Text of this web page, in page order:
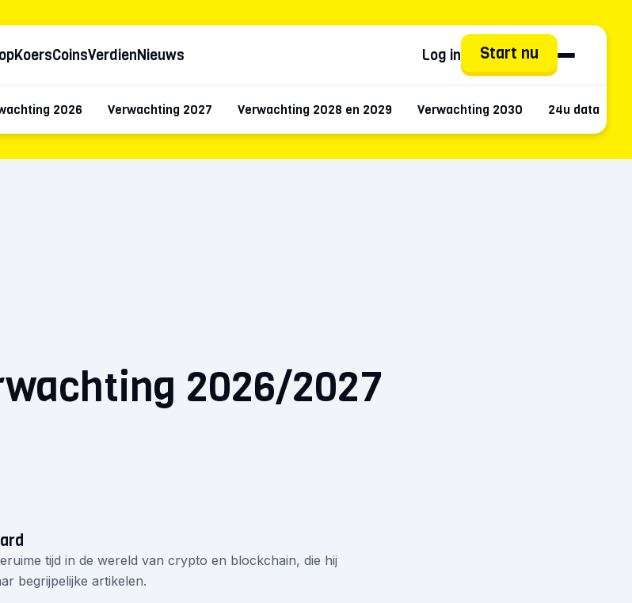
KoersCoinsVerdienNieuws Log in Start nu
2026 Verwachting 2027 Verwachting 2028 en 2029 Verwachting 2030 24u data
2026/2027
tijd in de wereld van crypto en blockchain, die hij
begrijpelijke artikelen.